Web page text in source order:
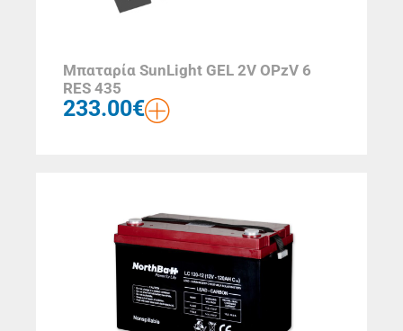
Μπαταρία SunLight GEL 2V OPzV 6
RES 435
233.00€